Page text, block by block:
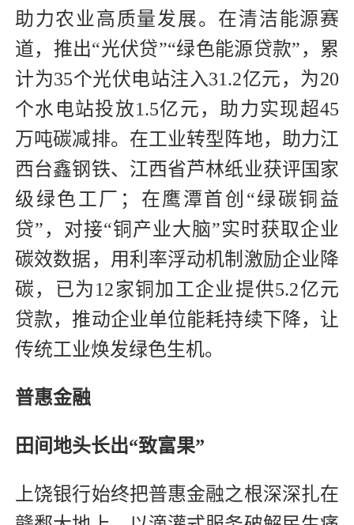
助力农业高质量发展。在清洁能源赛
道，推出“光伏贷”“绿色能源贷款”，累
计为35个光伏电站注入31.2亿元，为20
个水电站投放1.5亿元，助力实现超45
万吨碳减排。在工业转型阵地，助力江
西台鑫钢铁、江西省芦林纸业获评国家
级绿色工厂；在鹰潭首创“绿碳铜益
贷”，对接“铜产业大脑”实时获取企业
碳效数据，用利率浮动机制激励企业降
碳，已为12家铜加工企业提供5.2亿元
贷款，推动企业单位能耗持续下降，让
传统工业焕发绿色生机。
普惠金融
田间地头长出“致富果”
上饶银行始终把普惠金融之根深深扎在